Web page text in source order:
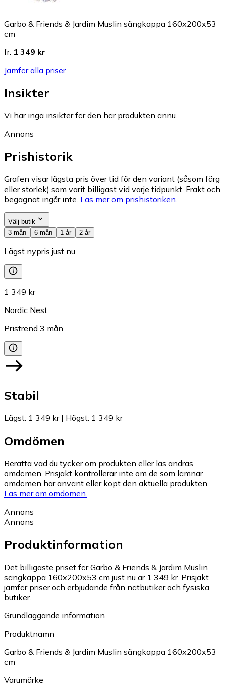
Garbo & Friends & Jardim Muslin sängkappa 160x200x53
cm
fr. 1 349 kr
Jämför alla priser
Insikter
Vi har inga insikter för den här produkten ännu.
Annons
Prishistorik
Grafen visar lägsta pris över tid för den variant (såsom färg
eller storlek) som varit billigast vid varje tidpunkt. Frakt och
begagnat ingår inte. Läs mer om prishistoriken.
Välj butik
3 mån
6 mån 1 år 2 år
Lägst nypris just nu
1 349 kr
Nordic Nest
Pristrend 3 mån
Stabil
Lägst: 1 349 kr| Högst: 1 349 kr
Omdömen
Berätta vad du tycker om produkten eller läs andras
omdömen. Prisjakt kontrollerar inte om de som lämnar
omdömen har använt eller köpt den aktuella produkten.
Läs mer om omdömen.
Annons
Annons
Produktinformation
Det billigaste priset för Garbo & Friends & Jardim Muslin
sängkappa 160x200x53 cm just nu är 1 349 kr. Prisjakt
jämför priser och erbjudande från nätbutiker och fysiska
butiker.
Grundläggande information
Produktnamn
Garbo & Friends & Jardim Muslin sängkappa 160x200x53
cm
Varumärke